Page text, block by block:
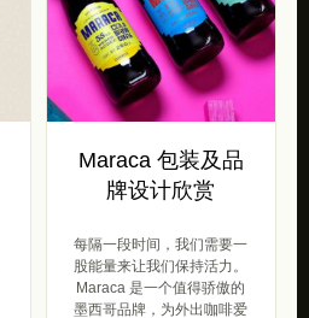
Maraca 包装及品
牌设计欣赏
每隔一段时间，我们需要一
股能量来让我们保持活力。
Maraca 是一个值得骄傲的
墨西哥品牌，为外出咖啡爱